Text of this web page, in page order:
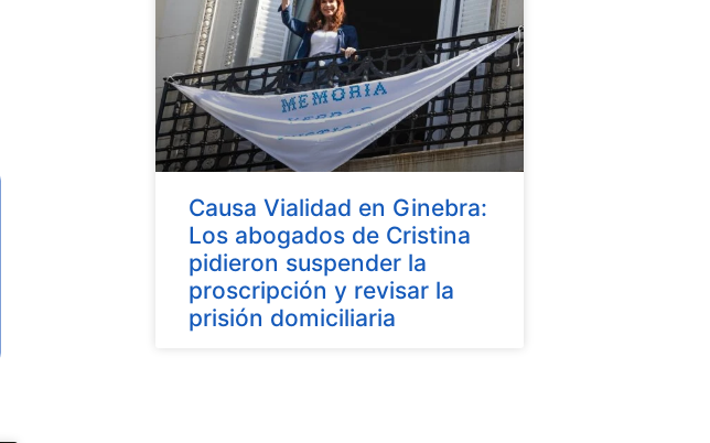
Causa Vialidad en Ginebra:
Los abogados de Cristina
pidieron suspender la
proscripción y revisar la
prisión domiciliaria